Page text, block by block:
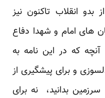
بدو انقلاب تاکنون نیز
های امام و شهدا دفاع
که در این نامه به
و برای پیشگیری از
بدانید، نه برای